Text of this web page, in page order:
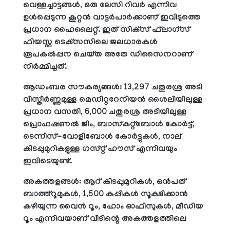
വെള്ളച്ചാട്ടങ്ങള്‍, ഒരു ലേസി റിവര്‍ എന്നിവ
ഉള്‍പ്പെടുന്ന കൂറ്റന്‍ വാട്ടര്‍പാര്‍ക്കാണ് ഇവിടുത്തെ
പ്രധാന ഹൈലൈറ്റ്. ഇത് സിക്‌സ് ഫ്‌ലാഗ്‌സ്
ഫിയസ്റ്റ ടെക്‌സസിലെ ജലധാരകള്‍
രൂപകല്‍പ്പന ചെയ്ത അതേ ഡിസൈനറാണ്
നിര്‍മ്മിച്ചത്.
ആഡംബര സൗകര്യങ്ങള്‍: 13,297 ചതുരശ്ര അടി
വിസ്തീര്‍ണ്ണമുള്ള മെഡിറ്ററേനിയന്‍ ശൈലിയിലുള്ള
പ്രധാന വസതി, 6,000 ചതുരശ്ര അടിയിലുള്ള
പ്രൊഫഷണല്‍ ജിം, ബാസ്‌കറ്റ്ബോള്‍ കോര്‍ട്ട്,
ടെന്നീസ്-വോളിബോള്‍ കോര്‍ട്ടുകള്‍, നാല്
കിടപ്പുമുറികളുള്ള ഗസ്റ്റ് ഹൗസ് എന്നിവയും
ഇവിടെയുണ്ട്.
അകത്തളങ്ങള്‍: ആറ് കിടപ്പുമുറികള്‍, ഒന്‍പത്
ബാത്ത്‌റൂമുകള്‍, 1,500 കുപ്പികള്‍ സൂക്ഷിക്കാന്‍
കഴിയുന്ന വൈന്‍ റൂം, ഹോം ഓഫീസുകള്‍, മീഡിയ
റൂം എന്നിവയാണ് വീടിന്റെ അകത്തളത്തിലെ